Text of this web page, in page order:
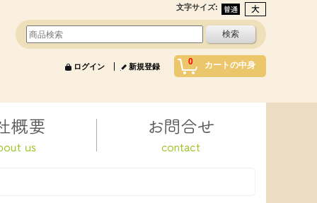
文字サイズ:
0 カートの中身
ログイン 新規登録